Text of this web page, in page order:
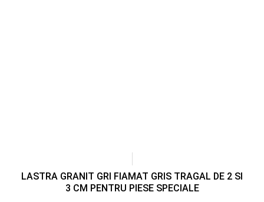
LASTRA GRANIT GRI FIAMAT GRIS TRAGAL DE 2 SI
3 CM PENTRU PIESE SPECIALE